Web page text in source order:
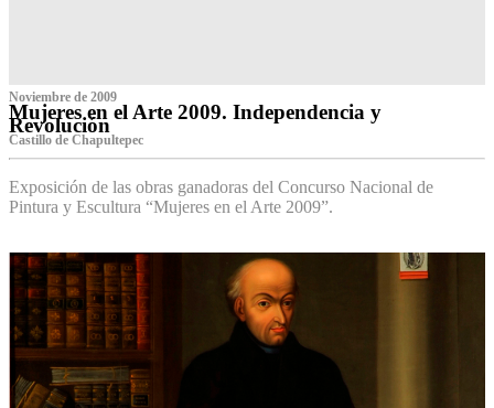
Noviembre de 2009
Mujeres en el Arte 2009. Independencia y
Revolución
Castillo de Chapultepec
Exposición de las obras ganadoras del Concurso Nacional de
Pintura y Escultura “Mujeres en el Arte 2009”.